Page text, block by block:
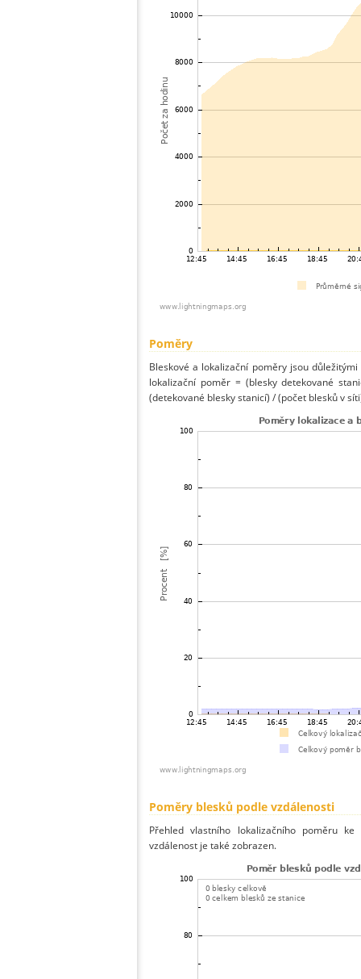
Poměry
Bleskové a lokalizační poměry jsou
lokalizační poměr = (blesky detekované
(detekované blesky stanicí) / (počet blesků v
Poměry blesků podle vzdálenosti
Přehled vlastního lokalizačního poměru
vzdálenost je také zobrazen.